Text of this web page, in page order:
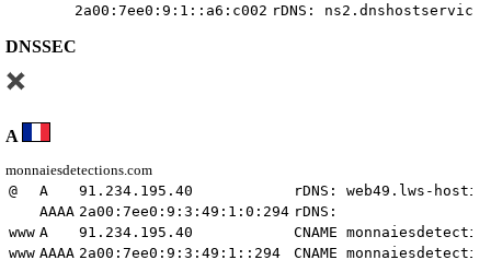
2a00:7ee0:9:1::a6:c002 rDNS:
DNSSEC
A
monnaiesdetections.com
@
A 91.234.195.40
rDNS: web49.lws-
AAAA 2a00:7ee0:9:3:49:1:0:294 rDNS:
www A 91.234.195.40
CNAME
www AAAA 2a00:7ee0:9:3:49:1::294 CNAME